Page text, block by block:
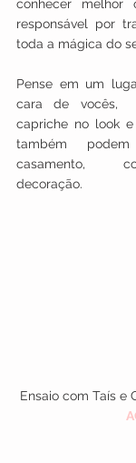
conhecer melhor
responsável por
toda a mágica do
Pense em um
cara de vocês,
capriche no look
também
casamento,
decoração.
Ensaio com Taís e